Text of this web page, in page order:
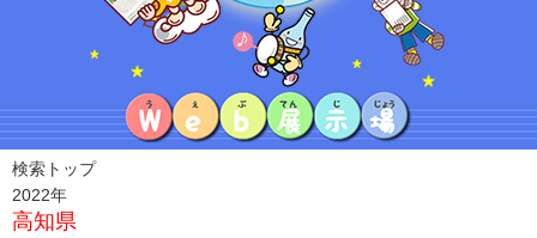
検索トップ
2022年
高知県